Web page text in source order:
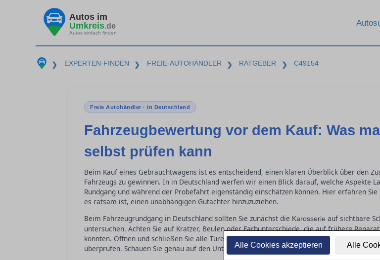
Alle Cookies akzeptieren Alle
Autos im
Umkreis.de
Autos einfach finden
❯ EXPERTEN-FINDEN ❯ FREIE-AUTOHÄNDLER ❯ RATGEBER ❯ C49154
Freie Autohändler · in Deutschland
Fahrzeugbewertung vor dem Kauf: Was
selbst prüfen kann
Beim Kauf eines Gebrauchtwagens ist es entscheidend, einen klaren Überblick über den
Fahrzeugs zu gewinnen. In in Deutschland werfen wir einen Blick darauf, welche Aspekte
Rundgang und während der Probefahrt eigenständig einschätzen können. Hier erfahren Sie
es ratsam ist, einen unabhängigen Gutachter hinzuzuziehen.
Beim Fahrzeugrundgang in Deutschland sollten Sie zunächst die Karosserie auf sichtbare
untersuchen. Achten Sie auf Kratzer, Beulen oder Farbunterschiede, die auf frühere
könnten. Öffnen und schließen Sie alle Türen, die Motorhaube und den Kofferraum, um die
überprüfen. Schauen Sie genau auf den Unterboden, Rost ist hier oft ein Warnzeichen.